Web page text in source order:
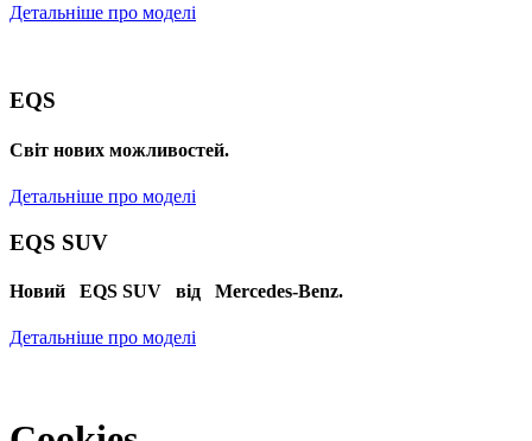
Детальніше про моделі
EQS
Cвіт нових можливостей.
Детальніше про моделі
EQS SUV
Новий EQS SUV від Mercedes-Benz.
Детальніше про моделі